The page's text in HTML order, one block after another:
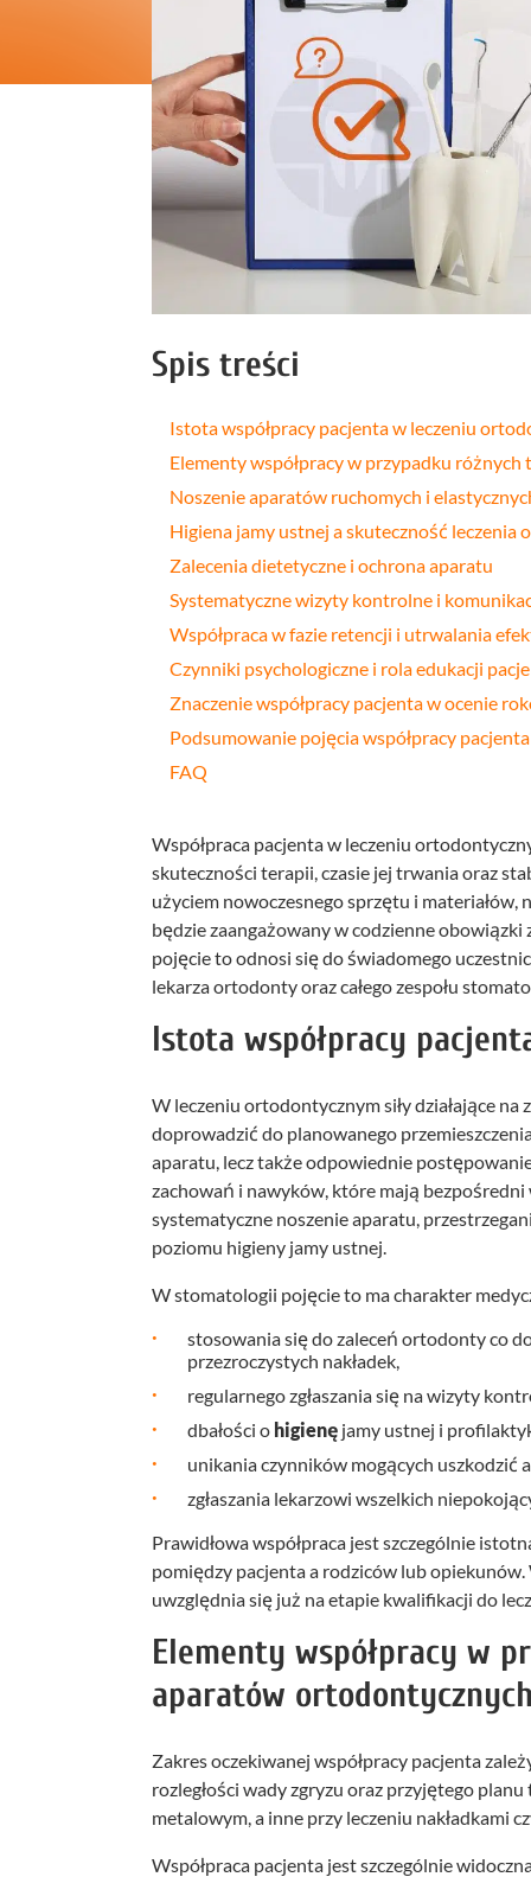
Leczenie
Spis treści
Istota współpracy pacjenta w leczeniu
Elementy współpracy w przypadku
Noszenie aparatów ruchomych i
Higiena jamy ustnej a skuteczność leczenia
Zalecenia dietetyczne i ochrona aparatu
Systematyczne wizyty kontrolne i
Współpraca w fazie retencji i utrwalania
Czynniki psychologiczne i rola edukacji
Znaczenie współpracy pacjenta w ocenie
Podsumowanie pojęcia współpracy
FAQ
Współpraca pacjenta w leczeniu
skuteczności terapii, czasie jej trwania oraz
użyciem nowoczesnego sprzętu i
będzie zaangażowany w codzienne
pojęcie to odnosi się do świadomego
lekarza ortodonty oraz całego zespołu
Istota współpracy
W leczeniu ortodontycznym siły działające
doprowadzić do planowanego
aparatu, lecz także odpowiednie
zachowań i nawyków, które mają bezpośredni
systematyczne noszenie aparatu,
poziomu higieny jamy ustnej.
W stomatologii pojęcie to ma charakter
stosowania się do zaleceń ortodonty co
przezroczystych nakładek,
regularnego zgłaszania się na wizyty
dbałości o higienę jamy ustnej i
unikania czynników mogących uszkodzić
zgłaszania lekarzowi wszelkich
Prawidłowa współpraca jest szczególnie
pomiędzy pacjenta a rodziców lub
uwzględnia się już na etapie kwalifikacji do
Elementy współpracy w
aparatów
Zakres oczekiwanej współpracy pacjenta
rozległości wady zgryzu oraz przyjętego
metalowym, a inne przy leczeniu nakładkami
Współpraca pacjenta jest szczególnie